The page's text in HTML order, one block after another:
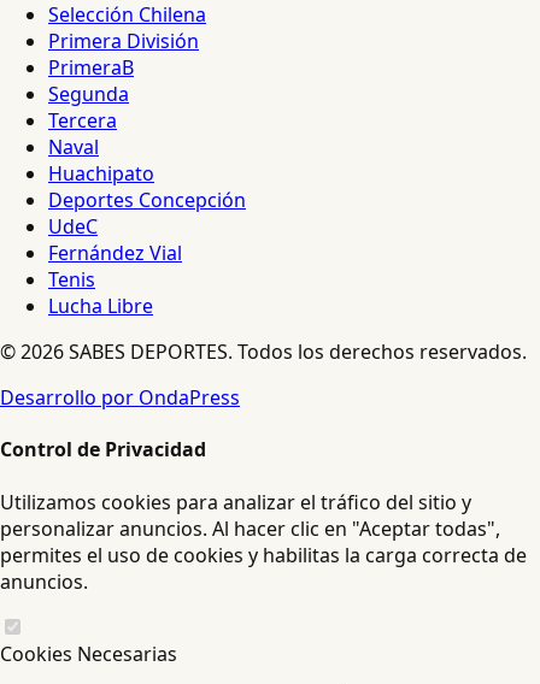
Selección Chilena
Primera División
PrimeraB
Segunda
Tercera
Naval
Huachipato
Deportes Concepción
UdeC
Fernández Vial
Tenis
Lucha Libre
© 2026 SABES DEPORTES. Todos los derechos reservados.
Desarrollo por OndaPress
Control de Privacidad
Utilizamos cookies para analizar el tráfico del sitio y
personalizar anuncios. Al hacer clic en "Aceptar todas",
permites el uso de cookies y habilitas la carga correcta de
anuncios.
Cookies Necesarias